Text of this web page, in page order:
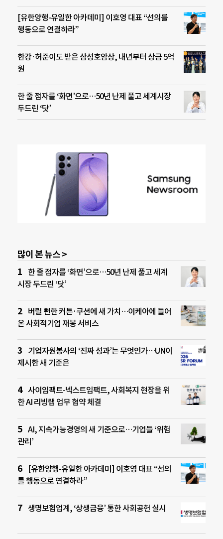
[유한양행-유일한 아카데미] 이호영 대표 “선의를
행동으로 연결하라”
한강·허준이도 받은 삼성호암상, 내년부터 상금 5억
원
한 줄 점자를 ‘화면’으로…50년 난제 풀고 세계시장
두드린 ‘닷’
많이 본 뉴스 >
한 줄 점자를 ‘화면’으로…50년 난제 풀고 세계
시장 두드린 ‘닷’
버릴 뻔한 커튼·쿠션에 새 가치…이케아에 들어
온 사회적기업 재봉 서비스
기업자원봉사의 ‘진짜 성과’는 무엇인가…UN이
제시한 새 기준은
사이임팩트-넥스트임팩트, 사회복지 현장을 위
한 AI 리빙랩 업무 협약 체결
AI, 지속가능경영의 새 기준으로…기업들 ‘위험
관리’
[유한양행-유일한 아카데미] 이호영 대표 “선의
를 행동으로 연결하라”
생명보험업계, ‘상생금융’ 통한 사회공헌 실시